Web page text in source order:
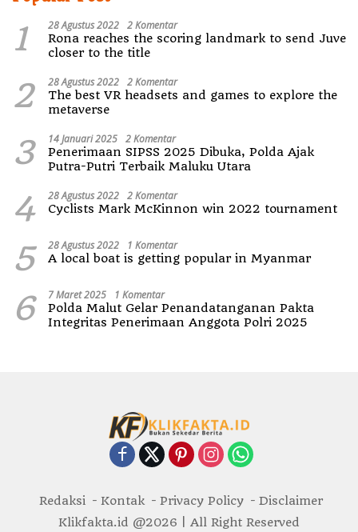
1 28 Agustus 2022 2 Komentar
Rona reaches the scoring landmark to send Juve
closer to the title
2 28 Agustus 2022 2 Komentar
The best VR headsets and games to explore the
metaverse
3 14 Januari 2025 2 Komentar
Penerimaan SIPSS 2025 Dibuka, Polda Ajak
Putra-Putri Terbaik Maluku Utara
4 28 Agustus 2022 2 Komentar
Cyclists Mark McKinnon win 2022 tournament
5 28 Agustus 2022 1 Komentar
A local boat is getting popular in Myanmar
6 7 Maret 2025 1 Komentar
Polda Malut Gelar Penandatanganan Pakta
Integritas Penerimaan Anggota Polri 2025
Redaksi Kontak Privacy Policy
Disclaimer
Klikfakta.id @2026 | All Right Reserved